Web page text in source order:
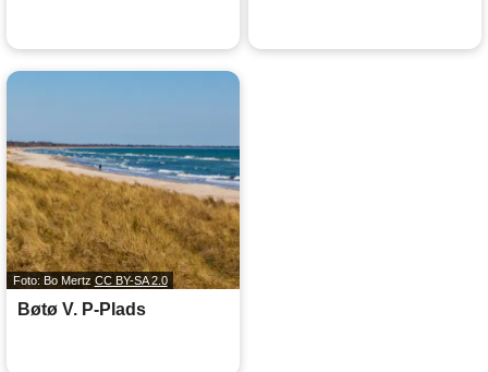
Foto: Bo Mertz CC BY-SA 2.0
Bøtø V. P-Plads